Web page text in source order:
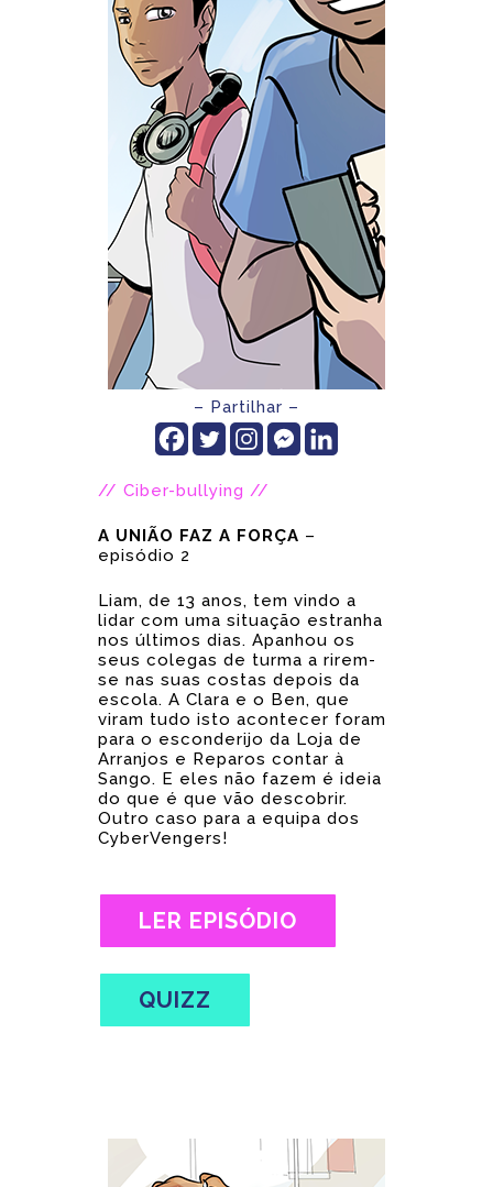
– Partilhar –
// Ciber-bullying //
A UNIÃO FAZ A FORÇA –
episódio 2
Liam, de 13 anos, tem vindo a
lidar com uma situação estranha
nos últimos dias. Apanhou os
seus colegas de turma a rirem-
se nas suas costas depois da
escola. A Clara e o Ben, que
viram tudo isto acontecer foram
para o esconderijo da Loja de
Arranjos e Reparos contar à
Sango. E eles não fazem é ideia
do que é que vão descobrir.
Outro caso para a equipa dos
CyberVengers!
LER EPISÓDIO
QUIZZ